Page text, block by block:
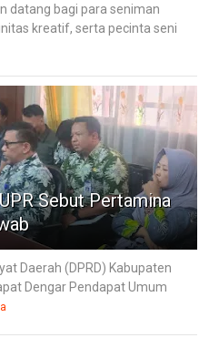
datang bagi para seniman
kreatif, serta pecinta seni
Sebut Pertamina
Daerah (DPRD) Kabupaten
Dengar Pendapat Umum